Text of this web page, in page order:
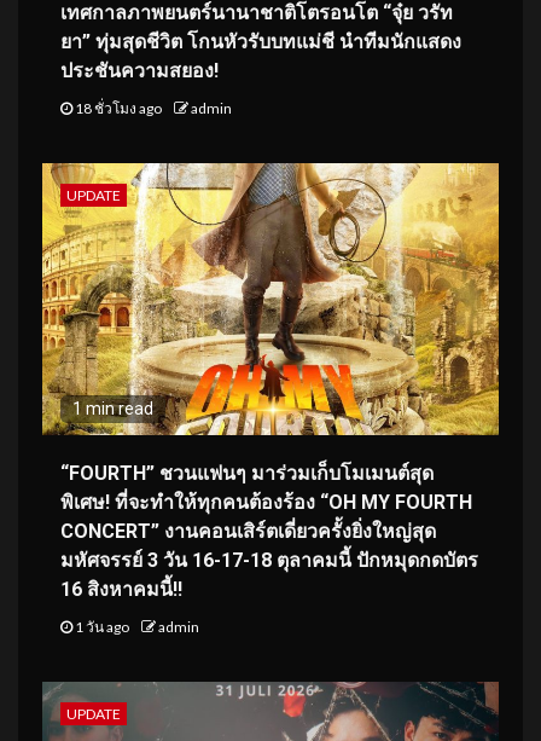
เทศกาลภาพยนตร์นานาชาติโตรอนโต “จุ๋ย วรัท
ยา” ทุ่มสุดชีวิต โกนหัวรับบทแม่ชี นำทีมนักแสดง
ประชันความสยอง!
18 ชั่วโมง ago admin
UPDATE
1 min read
“FOURTH” ชวนแฟนๆ มาร่วมเก็บโมเมนต์สุด
พิเศษ! ที่จะทำให้ทุกคนต้องร้อง “OH MY FOURTH
CONCERT” งานคอนเสิร์ตเดี่ยวครั้งยิ่งใหญ่สุด
มหัศจรรย์ 3 วัน 16-17-18 ตุลาคมนี้ ปักหมุดกดบัตร
16 สิงหาคมนี้!!
1 วัน ago admin
UPDATE